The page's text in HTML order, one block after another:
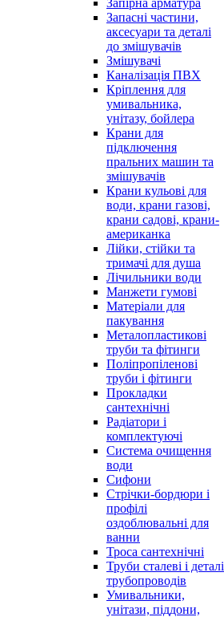
Запірна арматура
Запасні частини,
аксесуари та деталі
до змішувачів
Змішувачі
Каналізація ПВХ
Кріплення для
умивальника,
унітазу, бойлера
Крани для
підключення
пральних машин та
змішувачів
Крани кульові для
води, крани газові,
крани садові, крани-
американка
Лійки, стійки та
тримачі для душа
Лічильники води
Манжети гумові
Матеріали для
пакування
Металопластикові
труби та фітинги
Поліпропіленові
труби і фітинги
Прокладки
сантехнічні
Радіатори і
комплектуючі
Система очищення
води
Сифони
Стрічки-бордюри і
профілі
оздоблювальні для
ванни
Троса сантехнічні
Труби сталеві і деталі
трубопроводів
Умивальники,
унітази, піддони,